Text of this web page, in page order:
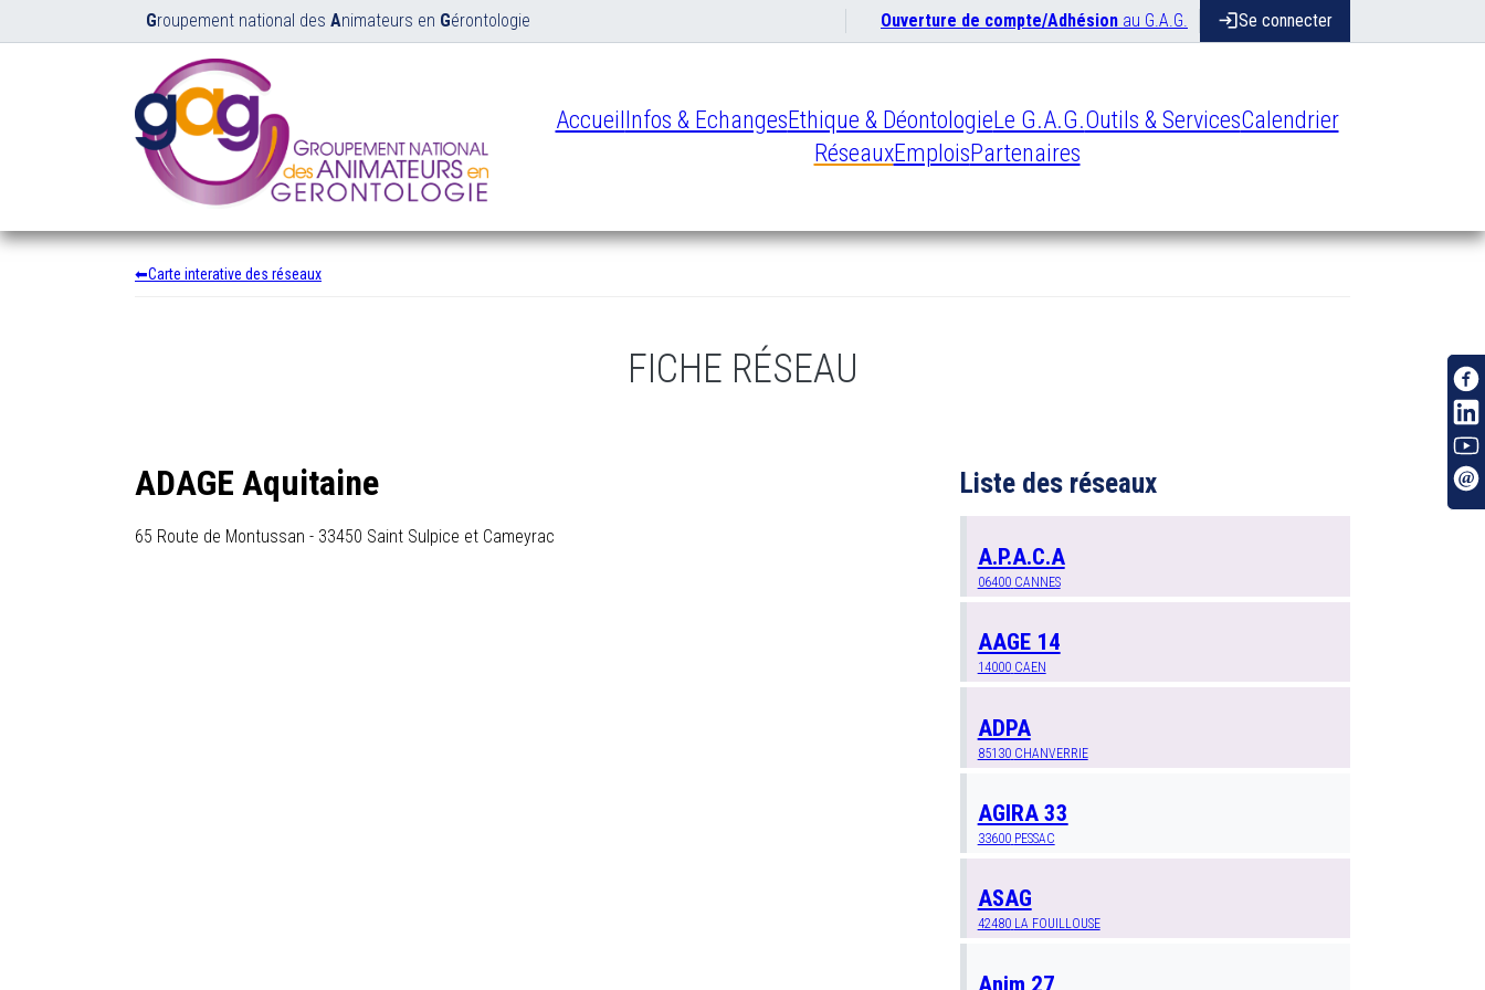
Groupement national des Animateurs en Gérontologie Ouverture de compte/Adhésion au G.A.G. loginSe connecter
AccueilInfos & EchangesEthique & DéontologieLe G.A.G.Outils & ServicesCalendrier
RéseauxEmploisPartenaires
Carte interative des réseaux
FICHE RÉSEAU
ADAGE Aquitaine
65 Route de Montussan - 33450 Saint Sulpice et Cameyrac
Liste des réseaux
A.P.A.C.A
06400 CANNES
AAGE 14
14000 CAEN
ADPA
85130 CHANVERRIE
AGIRA 33
33600 PESSAC
ASAG
42480 LA FOUILLOUSE
Anim 27